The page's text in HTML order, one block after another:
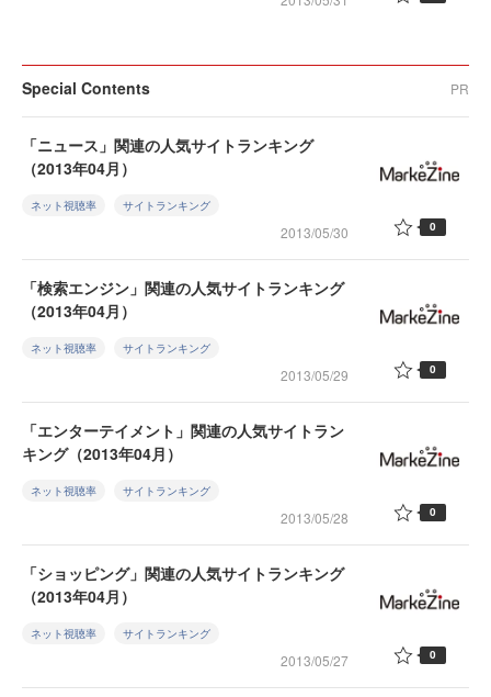
Special Contents PR
「ニュース」関連の人気サイトランキング
（2013年04月）
ネット視聴率 サイトランキング
2013/05/30 0
「検索エンジン」関連の人気サイトランキング
（2013年04月）
ネット視聴率 サイトランキング
2013/05/29 0
「エンターテイメント」関連の人気サイトラン
キング（2013年04月）
ネット視聴率 サイトランキング
2013/05/28 0
「ショッピング」関連の人気サイトランキング
（2013年04月）
ネット視聴率 サイトランキング
2013/05/27 0